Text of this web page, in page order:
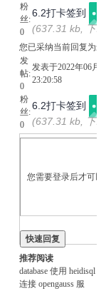
粉
丝:
0
6.2打卡签到
(637.31 kb, 下
您已采纳当前回复为
发
帖:
0
粉
丝:
0
发表于2022年06月
23:20:58
6.2打卡签到
(637.31 kb, 下
您需要登录后才可
快速回复
推荐阅读
database 使用 heidisql
连接 opengauss 服